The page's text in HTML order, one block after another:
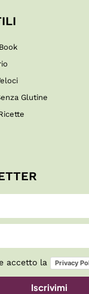
Glutine
accetto la Privacy
Iscrivimi